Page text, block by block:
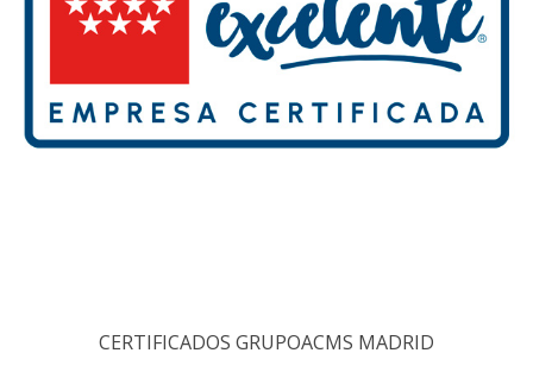
CERTIFICADOS GRUPOACMS MADRID